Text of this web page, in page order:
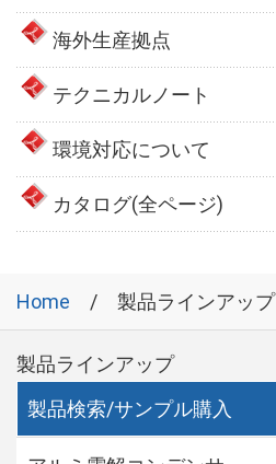
海外生産拠点
テクニカルノート
環境対応について
カタログ(全ページ)
Home 製品ラインアップ
製品ラインアップ
製品検索/サンプル購入